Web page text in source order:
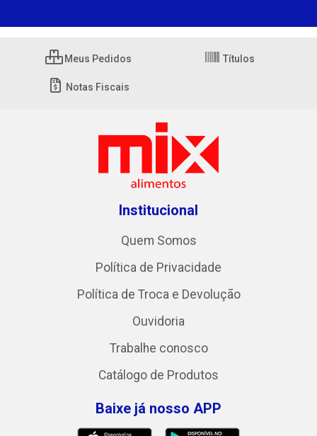
Meus Pedidos Títulos
Notas Fiscais
Institucional
Quem Somos
Política de Privacidade
Política de Troca e Devolução
Ouvidoria
Trabalhe conosco
Catálogo de Produtos
Baixe já nosso APP